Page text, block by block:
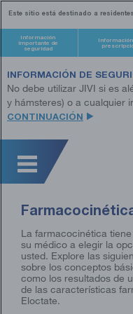
Skip
to
main
content
Este sitio está destinado a residentes
Información
importante de
seguridad
Información
INFORMACIÓN DE
No debe utilizar JIVI si es
y hámsteres) o a cualquier
CONTINUACIÓN
La farmacocinética
su médico a elegir la
usted. Explore las
sobre los conceptos
como los resultados de
de las características
Eloctate.